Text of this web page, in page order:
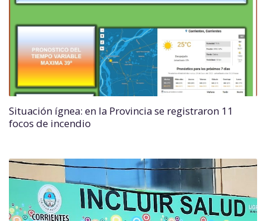
Situación ígnea: en la Provincia se registraron 11
focos de incendio